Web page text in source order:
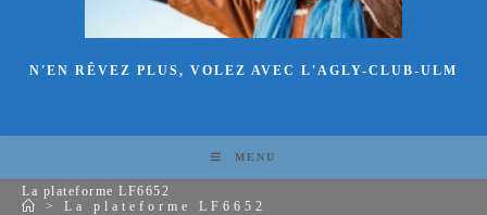
N'EN RÊVEZ PLUS, VOLEZ AVEC L'AGLY-CLUB-ULM
MENU
La plateforme LF6652
>
La plateforme LF6652